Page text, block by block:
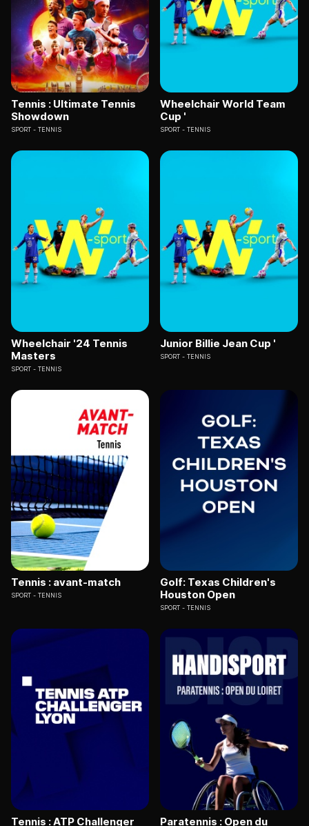
Tennis : Ultimate Tennis
Showdown
SPORT TENNIS
Wheelchair World Team
Cup '
SPORT TENNIS
Wheelchair '24 Tennis
Masters
SPORT TENNIS
Junior Billie Jean Cup '
SPORT TENNIS
Tennis : avant-match
SPORT TENNIS
Golf: Texas Children's
Houston Open
SPORT TENNIS
Tennis : ATP Challenger Paratennis : Open du